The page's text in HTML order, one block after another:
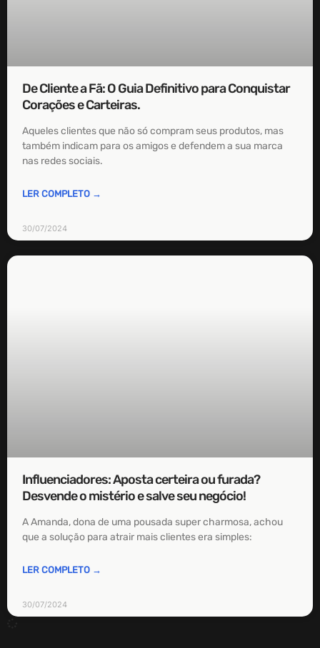
De Cliente a Fã: O Guia Definitivo para Conquistar
Corações e Carteiras.
Aqueles clientes que não só compram seus produtos, mas
também indicam para os amigos e defendem a sua marca
nas redes sociais.
LER COMPLETO →
30/07/2024
Influenciadores: Aposta certeira ou furada?
Desvende o mistério e salve seu negócio!
A Amanda, dona de uma pousada super charmosa, achou
que a solução para atrair mais clientes era simples:
LER COMPLETO →
30/07/2024